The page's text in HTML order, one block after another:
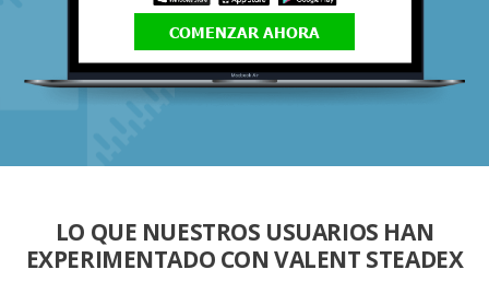
COMENZAR AHORA
LO QUE NUESTROS USUARIOS HAN
EXPERIMENTADO CON VALENT STEADEX